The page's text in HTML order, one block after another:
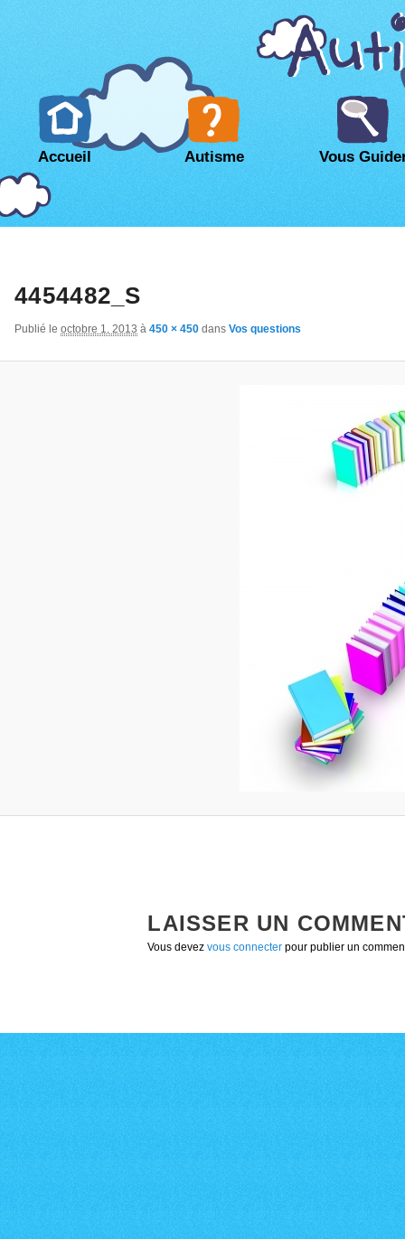
Accueil Autisme Vous
4454482_S
Publié le octobre 1, 2013 à 450 × 450 dans Vos questions
LAISSER UN
Vous devezvous connecter pour publier un